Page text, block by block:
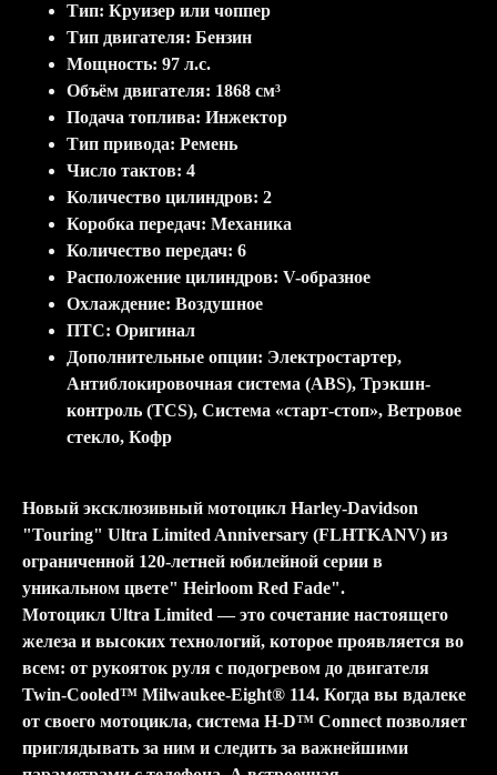
Тип: Круизер или чоппер
Тип двигателя: Бензин
Мощность: 97 л.c.
Объём двигателя: 1868 см³
Подача топлива: Инжектор
Тип привода: Ремень
Число тактов: 4
Количество цилиндров: 2
Коробка передач: Механика
Количество передач: 6
Расположение цилиндров: V-образное
Охлаждение: Воздушное
ПТС: Оригинал
Дополнительные опции: Электростартер,
Антиблокировочная система (ABS), Трэкшн-
контроль (TCS), Система «старт-стоп», Ветровое
стекло, Кофр
Новый эксклюзивный мотоцикл Harley-Davidson
"Touring" Ultra Limited Anniversary (FLHTKANV) из
ограниченной 120-летней юбилейной серии в
уникальном цвете" Heirloom Red Fade".
Мотоцикл Ultra Limited — это сочетание настоящего
железа и высоких технологий, которое проявляется во
всем: от рукояток руля с подогревом до двигателя
Twin-Cooled™ Milwaukee-Eight® 114. Когда вы вдалеке
от своего мотоцикла, система H-D™ Connect позволяет
приглядывать за ним и следить за важнейшими